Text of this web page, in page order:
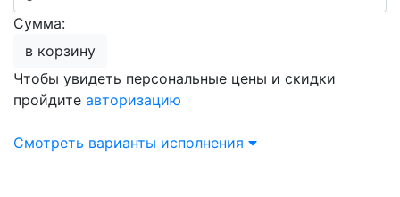
Сумма:
в корзину
Чтобы увидеть персональные цены и скидки
пройдите авторизацию
Смотреть варианты исполнения